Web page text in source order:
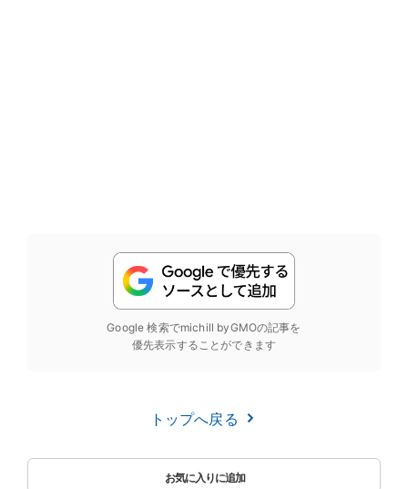
Google 検索でmichill byGMOの記事を
優先表示することができます
トップへ戻る